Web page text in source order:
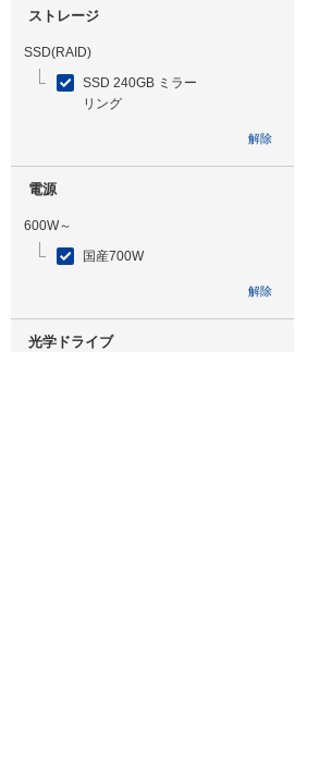
ストレージ
SSD(RAID)
SSD 240GB ミラー
リング
解除
電源
600W～
国産700W
解除
光学ドライブ